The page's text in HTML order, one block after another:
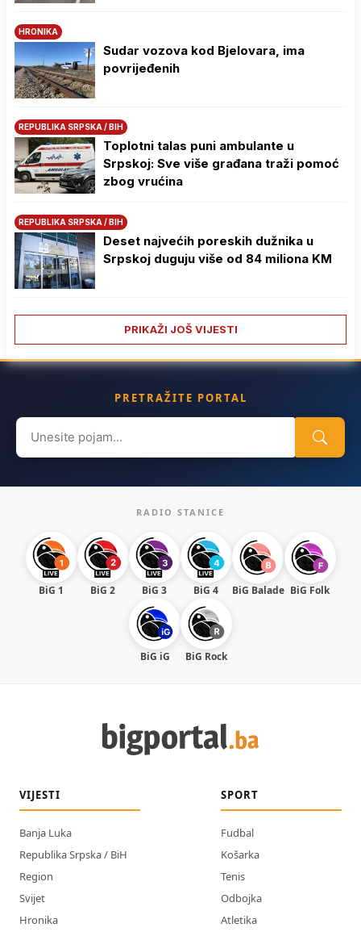
HRONIKA
Sudar vozova kod Bjelovara, ima
povrijeđenih
REPUBLIKA SRPSKA / BIH
Toplotni talas puni ambulante u
Srpskoj: Sve više građana traži pomoć
zbog vrućina
REPUBLIKA SRPSKA / BIH
Deset najvećih poreskih dužnika u
Srpskoj duguju više od 84 miliona KM
PRIKAŽI JOŠ VIJESTI
PRETRAŽITE PORTAL
Search
for:
RADIO STANICE
BiG 1 BiG 2 BiG 3 BiG 4 BiG Balade BiG Folk
BiG iG BiG Rock
VIJESTI
Banja Luka
Republika Srpska / BiH
Region
Svijet
Hronika
SPORT
Fudbal
Košarka
Tenis
Odbojka
Atletika